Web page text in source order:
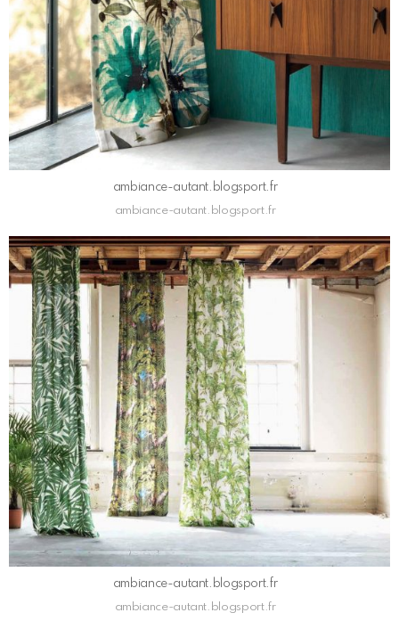
ambiance-autant.blogsport.fr
ambiance-autant.blogsport.fr
ambiance-autant.blogsport.fr
ambiance-autant.blogsport.fr